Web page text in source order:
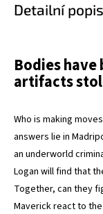
Detailní
Bodies have
artifacts
Who is making
answers lie in
an underworld
Logan will find that
Together, can they
Maverick react to